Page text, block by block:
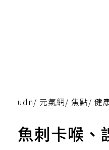
udn/ 元氣網/ 焦點/ 健
魚刺卡喉